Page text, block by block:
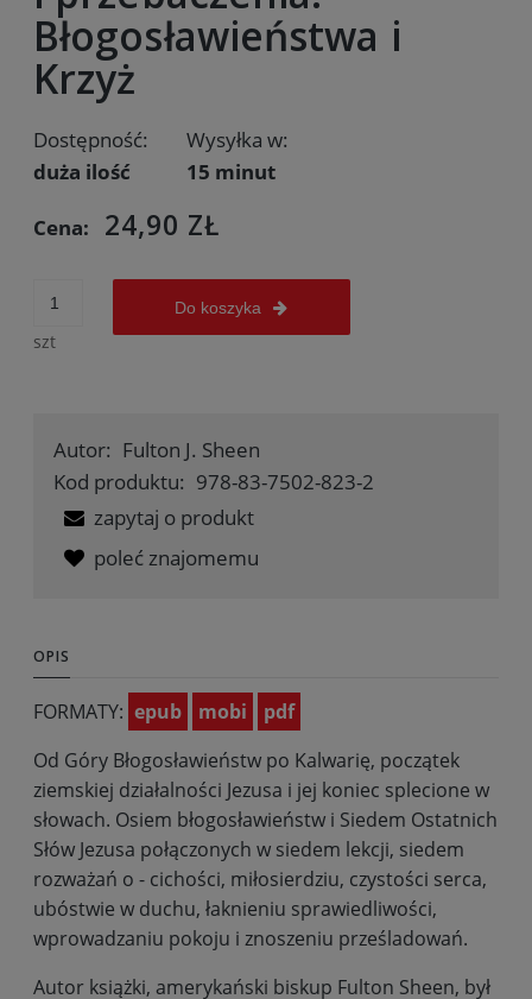
Błogosławieństwa i
Krzyż
Dostępność:
duża ilość
Wysyłka w:
15 minut
Cena: 24,90 ZŁ
szt
Do koszyka
Autor: Fulton J. Sheen
Kod produktu: 978-83-7502-823-2
zapytaj o produkt
poleć znajomemu
OPIS
FORMATY: epub mobi
pdf
Od Góry Błogosławieństw po Kalwarię, początek
ziemskiej działalności Jezusa i jej koniec splecione w
słowach. Osiem błogosławieństw i Siedem Ostatnich
Słów Jezusa połączonych w siedem lekcji, siedem
rozważań o - cichości, miłosierdziu, czystości serca,
ubóstwie w duchu, łaknieniu sprawiedliwości,
wprowadzaniu pokoju i znoszeniu prześladowań.
Autor książki, amerykański biskup Fulton Sheen, był